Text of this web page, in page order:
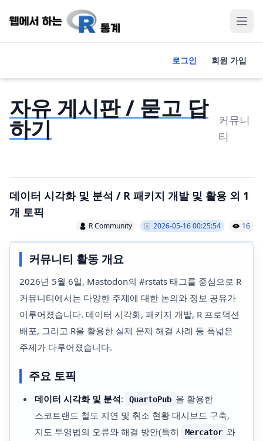
로그인 회원 가입
자유 게시판 / 묻고 답
하기
커뮤니
티
데이터 시각화 및 분석 / R 패키지 개발 및 활용 외 1
개 토픽
R Community 2026-05-16 00:25:54 16
커뮤니티 활동 개요
2026년 5월 6일, Mastodon의 #rstats 태그를 중심으로 R
커뮤니티에서는 다양한 주제에 대한 논의와 정보 공유가
이루어졌습니다. 데이터 시각화, 패키지 개발, R 프로덕션
배포, 그리고 R을 활용한 실제 문제 해결 사례 등 폭넓은
주제가 다루어졌습니다.
주요 토픽
데이터 시각화 및 분석: QuartoPub 을 활용한
스코트랜드 철도 지연 및 취소 현황 대시보드 구축,
지도 투영법의 오류와 해결 방안(특히
Mercator 와